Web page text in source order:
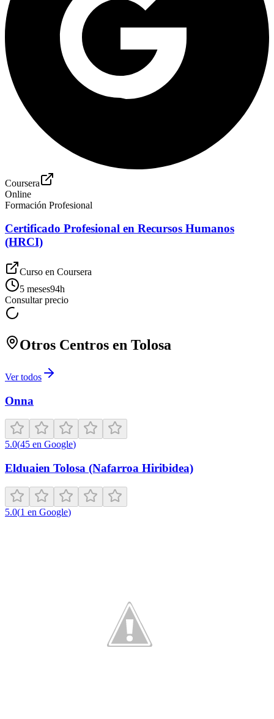
Coursera
Online
Formación Profesional
Certificado Profesional en Recursos Humanos
(HRCI)
Curso en Coursera
5 meses94h
Consultar precio
Otros Centros en Tolosa
Ver todos
Onna
5.0(45 en Google)
Elduaien Tolosa (Nafarroa Hiribidea)
5.0(1 en Google)